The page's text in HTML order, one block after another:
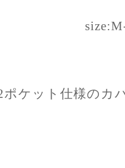
ポケット仕様のカ